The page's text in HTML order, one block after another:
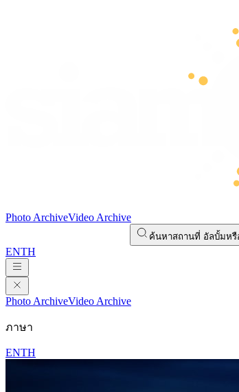
Photo ArchiveVideo Archive
ค้นหาสถานที่ อัลบั้มห
ENTH
Photo ArchiveVideo Archive
ภาษา
ENTH